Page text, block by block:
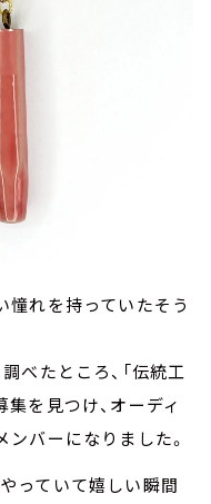
憧れを持っていたそう
べたところ、「伝統工
を見つけ、オーディ
バーになりました。
っていて嬉しい瞬間